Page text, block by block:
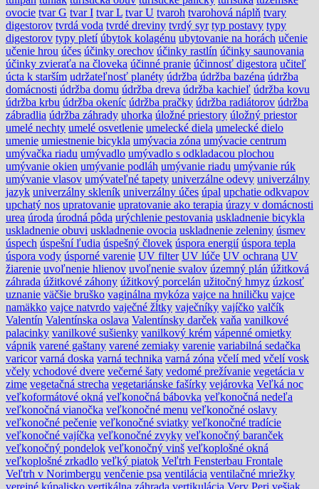
ovocie tvar G tvar I tvar L tvar U tvaroh tvarohová náplň tvary
digestorov tvrdá voda tvrdé dreviny tvrdý syr typ postavy typy
digestorov typy pletí úbytok kolagénu ubytovanie na horách učenie
učenie hrou účes účinky orechov účinky rastlín účinky saunovania
účinky zvieraťa na človeka účinné pranie účinnosť digestora učiteľ
úcta k starším udržateľnosť planéty údržba údržba bazéna údržba
domácnosti údržba domu údržba dreva údržba kachieľ údržba kovu
údržba krbu údržba okeníc údržba pračky údržba radiátorov údržba
zábradlia údržba záhrady uhorka úložné priestory úložný priestor
umelé nechty umelé osvetlenie umelecké diela umelecké dielo
umenie umiestnenie bicykla umývacia zóna umývacie centrum
umývačka riadu umývadlo umývadlo s odkladacou plochou
umývanie okien umývanie podláh umývanie riadu umývanie rúk
umývanie vlasov umývateľné tapety univerzálne odevy univerzálny
jazyk univerzálny skleník univerzálny účes úpal upchatie odkvapov
upchatý nos upratovanie upratovanie ako terapia úrazy v domácnosti
urea úroda úrodná pôda urýchlenie pestovania uskladnenie bicykla
uskladnenie obuvi uskladnenie ovocia uskladnenie zeleniny úsmev
úspech úspešní ľudia úspešný človek úspora energií úspora tepla
úspora vody úsporné varenie UV filter UV lúče UV ochrana UV
žiarenie uvoľnenie hlienov uvoľnenie svalov územný plán úžitková
záhrada úžitkové záhony úžitkový porcelán užitočný hmyz úzkosť
uznanie väčšie bruško vaginálna mykóza vajce na hniličku vajce
namäkko vajce natvrdo vaječné žĺtky vaječníky vajíčko valčík
Valentín Valentínska oslava Valentínsky darček vaňa vanilkové
palacinky vanilkové sušienky vanilkový krém vápenné omietky
vápnik varené gaštany varené zemiaky varenie variabilná sedačka
varicor varná doska varná technika varná zóna včelí med včelí vosk
včely vchodové dvere večerné šaty vedomé prežívanie vegetácia v
zime vegetačná strecha vegetariánske fašírky vejárovka Veľká noc
veľkoformátové okná veľkonočná bábovka veľkonočná nedeľa
veľkonočná vianočka veľkonočné menu veľkonočné oslavy
veľkonočné pečenie veľkonočné sviatky veľkonočné tradície
veľkonočné vajíčka veľkonočné zvyky veľkonočný baranček
veľkonočný pondelok veľkonočný vinš veľkoplošné okná
veľkoplošné zrkadlo veľký piatok Veľtrh Fensterbau Frontale
Veľtrh v Norimbergu venčenie psa ventilácia ventilačné mriežky